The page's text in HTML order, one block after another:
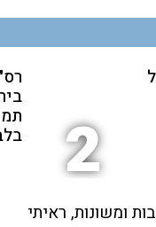
2
ומשונות, ראיתי